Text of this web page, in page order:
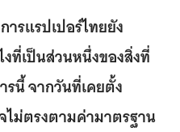
ารแรปเปอร์ไทยยัง
ที่เป็นส่วนหนึ่งของสิ่งที่
นี้ จากวันที่เคยตั้ง
ไม่ตรงตามค่ามาตรฐาน